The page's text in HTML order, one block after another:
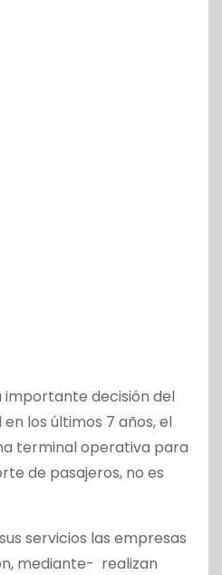
importante decisión del
los últimos 7 años, el
terminal operativa para
de pasajeros, no es
servicios las empresas
mediante- realizan